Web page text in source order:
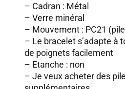
– Cadran : Métal
– Verre minéral
– Mouvement : PC21
– Le bracelet s’adapte à
de poignets facilement
– Etanche : non
– Je veux acheter des